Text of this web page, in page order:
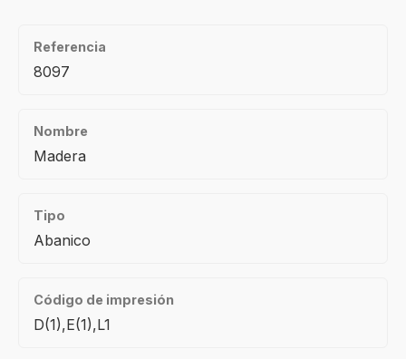
Referencia
8097
Nombre
Madera
Tipo
Abanico
Código de impresión
D(1),E(1),L1